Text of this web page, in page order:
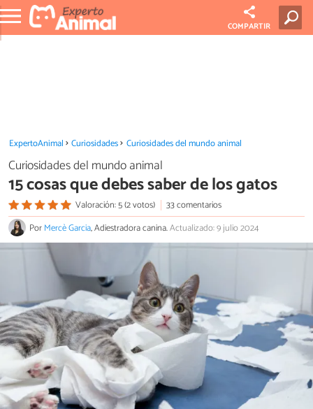
COMPARTIR
ExpertoAnimal Curiosidades Curiosidades del mundo animal
Curiosidades del mundo animal
15 cosas que debes saber de los gatos
Valoración: 5 (2 votos)
33 comentarios
PorMercè Garcia, Adiestradora canina.Actualizado: 9 julio 2024